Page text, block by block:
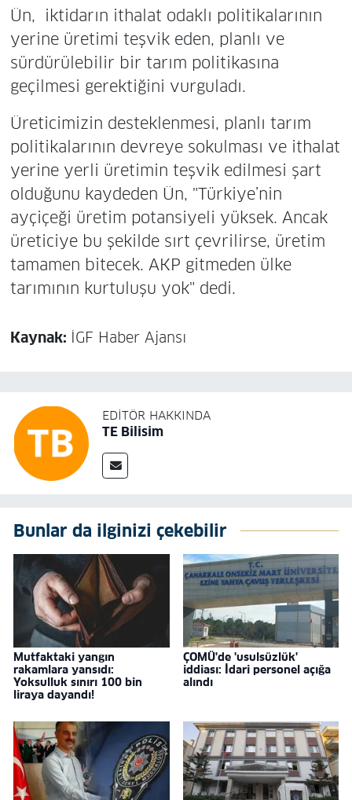
Ün, iktidarın ithalat odaklı politikalarının
yerine üretimi teşvik eden, planlı ve
sürdürülebilir bir tarım politikasına
geçilmesi gerektiğini vurguladı.
Üreticimizin desteklenmesi, planlı tarım
politikalarının devreye sokulması ve ithalat
yerine yerli üretimin teşvik edilmesi şart
olduğunu kaydeden Ün, "Türkiye’nin
ayçiçeği üretim potansiyeli yüksek. Ancak
üreticiye bu şekilde sırt çevrilirse, üretim
tamamen bitecek. AKP gitmeden ülke
tarımının kurtuluşu yok" dedi.
Kaynak: İGF Haber Ajansı
EDITÖR HAKKINDA
TE Bilisim
Bunlar da ilginizi çekebilir
Mutfaktaki yangın
rakamlara yansıdı:
Yoksulluk sınırı 100 bin
liraya dayandı!
ÇOMÜ'de 'usulsüzlük'
iddiası: İdari personel açığa
alındı